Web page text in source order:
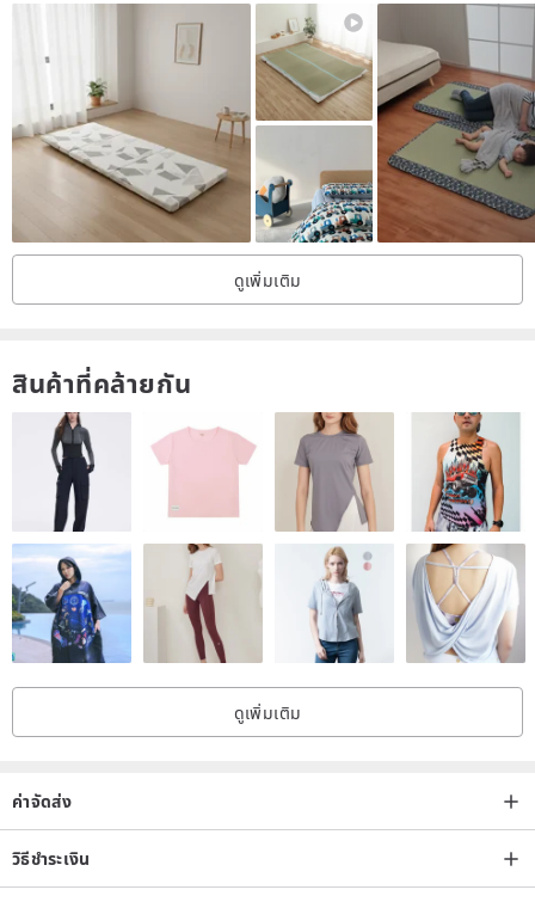
It is used for many celebrations of the birth.
Please contact us as adult single size (140 x 200 cm) production is
also possible.
mail.
※ The box is paid (300 yen) · · · will be delivered by courier. Non-
standard-size mail NG
※ Please purchase a paper tray from the product list if you wish to
pack in a box.
※ If you are sending directly by gift, please specify the postal code,
address, name, and phone number of the recipient in the remarks
column.
there are points that do not lead to distortion or bending, etc.
made products.
● black crush may be seen in the fabric. This is derived from cotton,
ดูเพิ่มเติม
สินค้าที่คล้ายกัน
ดูเพิ่มเติม
ค่าจัดส่ง
วิธีชำระเงิน